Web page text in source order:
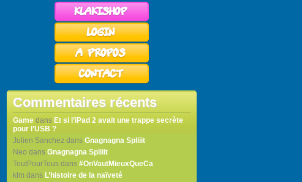
Commentaires récents
Game dans Et si l’iPad 2 avait une trappe secrète
pour l’USB ?
Julien Sanchez dans Gnagnagna Spliiit
Neo dans Gnagnagna Spliiit
ToutPourTous dans #OnVautMieuxQueCa
klm dans L’histoire de la naïveté